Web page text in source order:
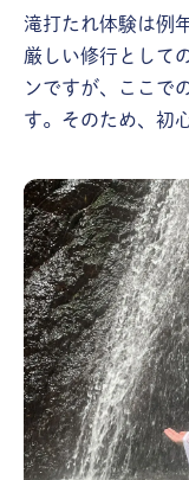
滝打たれ体験は例
厳しい修行として
ンですが、ここで
す。そのため、初